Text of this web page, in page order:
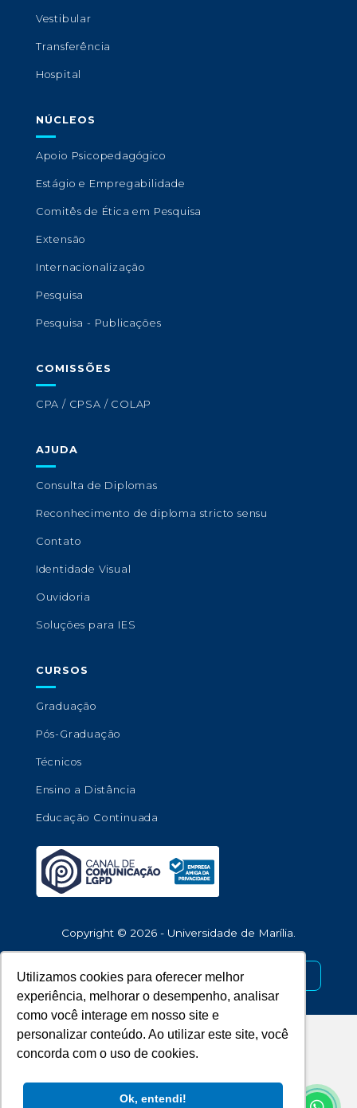
Utilizamos cookies para oferecer melhor
experiência, melhorar o desempenho, analisar
como você interage em nosso site e
personalizar conteúdo. Ao utilizar este site, você
concorda com o uso de cookies.
Ok, entendi!
Vestibular
Transferência
Hospital
NÚCLEOS
Apoio Psicopedagógico
Estágio e Empregabilidade
Comitês de Ética em Pesquisa
Extensão
Internacionalização
Pesquisa
Pesquisa - Publicações
COMISSÕES
CPA / CPSA / COLAP
AJUDA
Consulta de Diplomas
Reconhecimento de diploma stricto sensu
Contato
Identidade Visual
Ouvidoria
Soluções para IES
CURSOS
Graduação
Pós-Graduação
Técnicos
Ensino a Distância
Educação Continuada
Copyright © 2026 - Universidade de Marília.
Desenvolvido por